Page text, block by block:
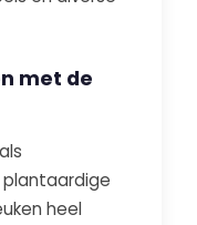
met de
heel